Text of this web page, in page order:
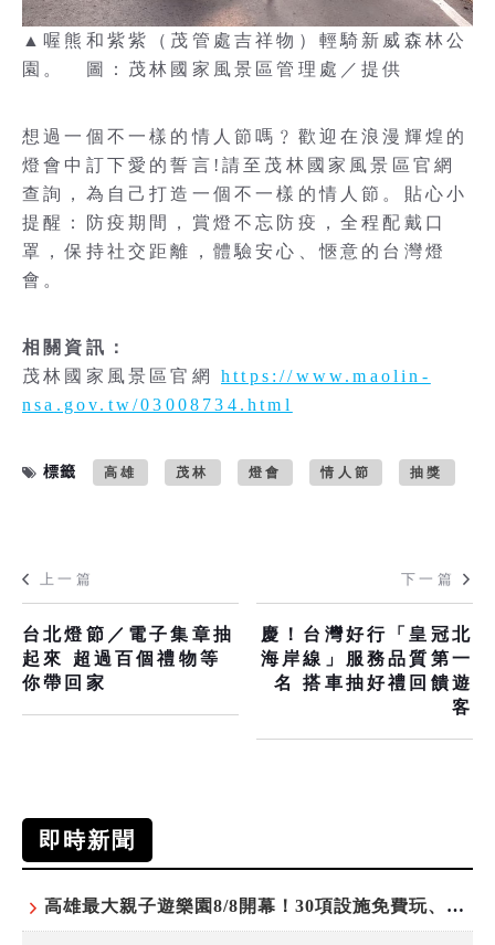
▲喔熊和紫紫（茂管處吉祥物）輕騎新威森林公
園。 圖：茂林國家風景區管理處／提供
想過一個不一樣的情人節嗎﹖歡迎在浪漫輝煌的
燈會中訂下愛的誓言!請至茂林國家風景區官網
查詢，為自己打造一個不一樣的情人節。貼心小
提醒：防疫期間，賞燈不忘防疫，全程配戴口
罩，保持社交距離，體驗安心、愜意的台灣燈
會。
相關資訊：
茂林國家風景區官網 https://www.maolin-
nsa.gov.tw/03008734.html
標籤 高雄 茂林 燈會 情人節 抽獎
上一篇
台北燈節／電子集章抽
起來 超過百個禮物等
你帶回家
下一篇
慶！台灣好行「皇冠北
海岸線」服務品質第一
名 搭車抽好禮回饋遊
客
即時新聞
高雄最大親子遊樂園8/8開幕！30項設施免費玩、YOYO家族嗨翻暑假